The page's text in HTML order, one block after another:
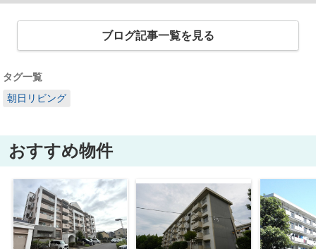
ブログ記事一覧を見る
タグ一覧
朝日リビング
おすすめ物件